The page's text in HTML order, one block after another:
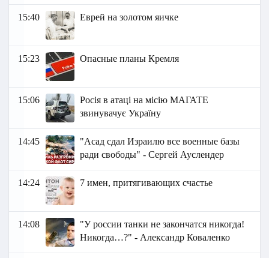
15:40 Еврей на золотом яичке
15:23 Опасные планы Кремля
15:06
Росія в атаці на місію МАГАТЕ
звинувачує Україну
14:45
"Асад сдал Израилю все военные базы
ради свободы" - Сергей Ауслендер
14:24 7 имен, притягивающих счастье
14:08
"У россии танки не закончатся никогда!
Никогда…?" - Александр Коваленко